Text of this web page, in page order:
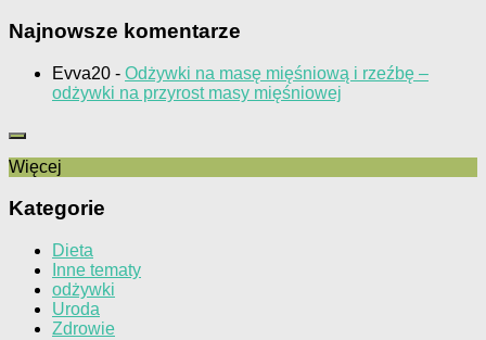
Najnowsze komentarze
Evva20 - Odżywki na masę mięśniową i rzeźbę –
odżywki na przyrost masy mięśniowej
Więcej
Kategorie
Dieta
Inne tematy
odżywki
Uroda
Zdrowie